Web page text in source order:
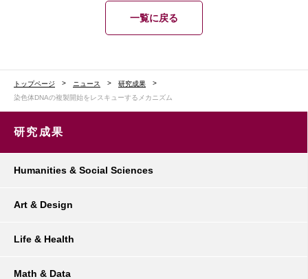
一覧に戻る
トップページ ニュース
研究成果
染色体DNAの複製開始をレスキューするメカニズム
研究成果
Humanities & Social Sciences
Art & Design
Life & Health
Math & Data